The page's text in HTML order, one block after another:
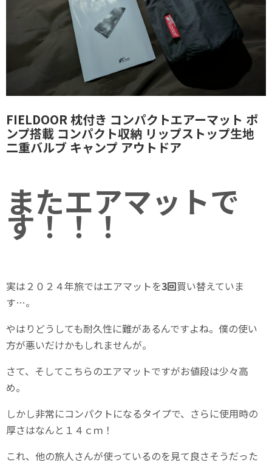
FIELDOOR 枕付き コンパクトエアーマット ポ
ンプ搭載 コンパクト収納 リップストップ生地
二重バルブ キャンプ アウトドア
またエアマットで
す！！！
実は２０２４年旅ではエアマットを3回買い替えていま
す…。
やはりどうしても耐久性に難があるんですよね。僕の使い
方が悪いだけかもしれませんが。
さて、そしてこちらのエアマットですがお値段は少々高
め。
しかし非常にコンパクトになるタイプで、さらに使用時の
厚さはなんと１４ｃｍ！
これ、他の旅人さんが使っているのを見て良さそうだった